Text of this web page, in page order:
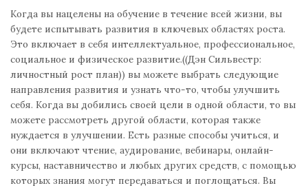
Когда вы нацелены на обучение в течение всей жизни, вы
будете испытывать развития в ключевых областях роста.
Это включает в себя интеллектуальное, профессиональное,
социальное и физическое развитие.((Дэн Сильвестр:
личностный рост план)) вы можете выбрать следующие
направления развития и узнать что-то, чтобы улучшить
себя. Когда вы добились своей цели в одной области, то вы
можете рассмотреть другой области, которая также
нуждается в улучшении. Есть разные способы учиться, и
они включают чтение, аудирование, вебинары, онлайн-
курсы, наставничество и любых других средств, с помощью
которых знания могут передаваться и поглощаться. Вы